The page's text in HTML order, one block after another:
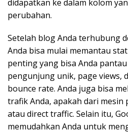
didapatkan ke dalam kolom
perubahan.
Setelah blog Anda terhubung
Anda bisa mulai memantau
penting yang bisa Anda
pengunjung unik, page views,
bounce rate. Anda juga bisa
trafik Anda, apakah dari mesin
atau direct traffic. Selain itu,
memudahkan Anda untuk